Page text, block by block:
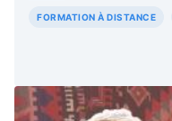
FORMATION À DISTANCE